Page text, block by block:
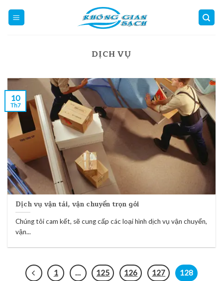
DỊCH VỤ
Dịch vụ vận tải, vận chuyển trọn gói
Chúng tôi cam kết, sẽ cung cấp các loại hình dịch vụ vận chuyển,
vận...
10
Th7
1 … 125 126 127 128